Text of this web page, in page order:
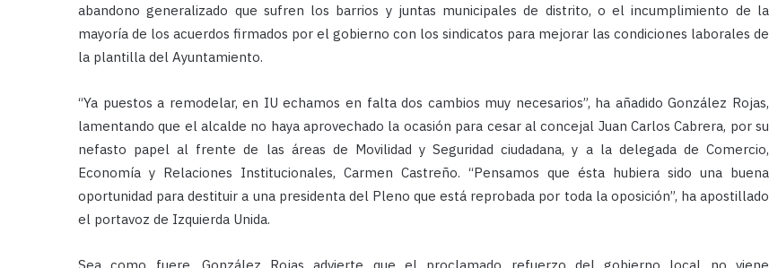
abandono generalizado que sufren los barrios y juntas municipales de distrito, o el incumplimiento de la
mayoría de los acuerdos firmados por el gobierno con los sindicatos para mejorar las condiciones laborales de
la plantilla del Ayuntamiento.
“Ya puestos a remodelar, en IU echamos en falta dos cambios muy necesarios”, ha añadido González Rojas,
lamentando que el alcalde no haya aprovechado la ocasión para cesar al concejal Juan Carlos Cabrera, por su
nefasto papel al frente de las áreas de Movilidad y Seguridad ciudadana, y a la delegada de Comercio,
Economía y Relaciones Institucionales, Carmen Castreño. “Pensamos que ésta hubiera sido una buena
oportunidad para destituir a una presidenta del Pleno que está reprobada por toda la oposición”, ha apostillado
el portavoz de Izquierda Unida.